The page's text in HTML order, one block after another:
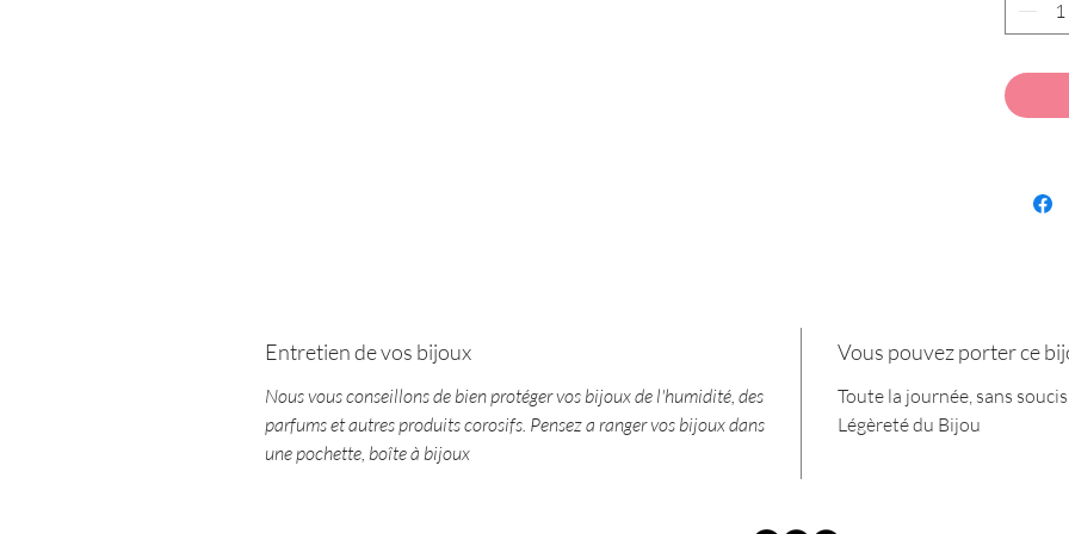
rapport
Entretien de vos bijoux
Nous vous conseillons de bien protéger vos bijoux de l'humidité, des
parfums et autres produits corosifs. Pensez a ranger vos bijoux dans
une pochette, boîte à bijoux
Vous pouvez porter ce
Toute la journée, sans
Légèreté du Bijou